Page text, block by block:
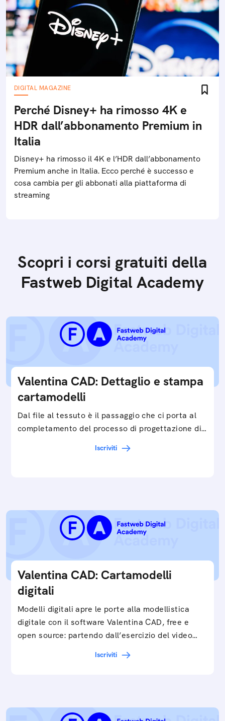
DIGITAL MAGAZINE
Perché Disney+ ha rimosso 4K e
HDR dall’abbonamento Premium in
Italia
Disney+ ha rimosso il 4K e l’HDR dall’abbonamento
Premium anche in Italia. Ecco perché è successo e
cosa cambia per gli abbonati alla piattaforma di
streaming
Scopri i corsi gratuiti della
Fastweb Digital Academy
Valentina CAD: Dettaglio e stampa
cartamodelli
Dal file al tessuto è il passaggio che ci porta al
completamento del processo di progettazione di
Iscriviti
Valentina CAD: Cartamodelli
digitali
Modelli digitali apre le porte alla modellistica
digitale con il software Valentina CAD, free e
open source: partendo dall’esercizio del video…
Iscriviti